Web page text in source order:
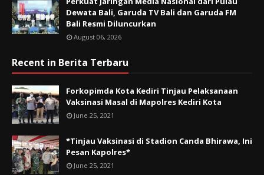
Dewata Bali, Garuda TV Bali dan Garuda FM
Bali Resmi Diluncurkan
August 06, 2026
Recent in Berita Terbaru
Forkopimda Kota Kediri Tinjau Pelaksanaan
Vaksinasi Masal di Mapolres Kediri Kota
June 25, 2021
*Tinjau Vaksinasi di Stadion Canda Bhirawa, Ini
Pesan Kapolres*
June 25, 2021